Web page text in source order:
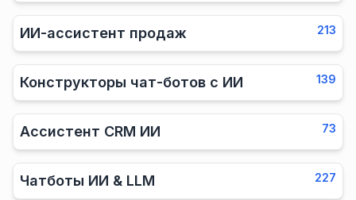
ИИ-ассистент продаж 213
Конструкторы чат-ботов с ИИ 139
Ассистент CRM ИИ 73
Чатботы ИИ & LLM 227